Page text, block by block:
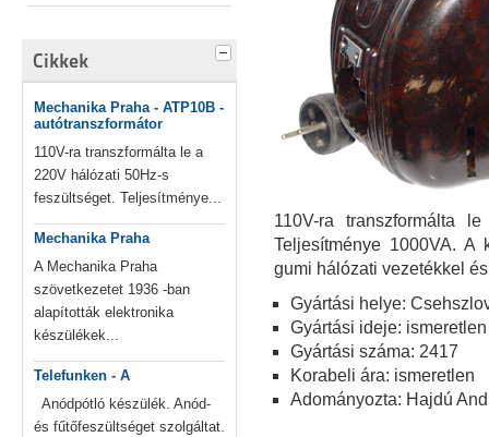
Cikkek
Mechanika Praha - ATP10B -
autótranszformátor
110V-ra transzformálta le a
220V hálózati 50Hz-s
feszültséget. Teljesítménye...
Mechanika Praha
A Mechanika Praha
szövetkezetet 1936 -ban
alapították elektronika
készülékek...
Telefunken - A
Anódpótló készülék. Anód-
és fűtőfeszültséget szolgáltat.
110V-ra transzformálta
Teljesítménye 1000VA. A
gumi hálózati vezetékkel
Gyártási helye:
Gyártási ideje: ismeretlen
Gyártási száma: 2417
Korabeli ára: ismeretlen
Adományozta: Hajdú